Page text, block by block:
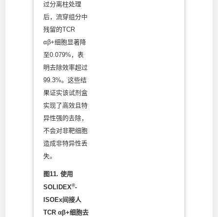
过分离柱处理
后，流穿组分中
残留的TCR
αβ+细胞显著降
至0.079%，表
明去除效率超过
99.3%。这些结
果证实该试剂盒
实现了高效且特
异性强的去除，
不会对非靶细胞
造成非特异性丢
失。
图11. 使用
SOLIDEX®-
ISOEx间接人
TCR αβ+细胞去